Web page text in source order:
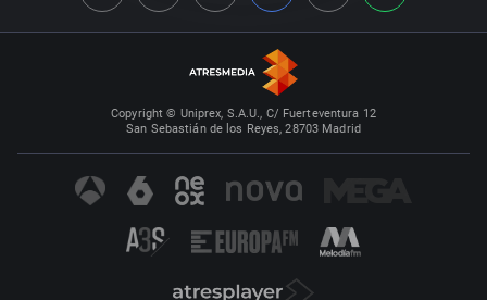
Copyright © Uniprex, S.A.U., C/ Fuerteventura 12
San Sebastián de los Reyes, 28703 Madrid